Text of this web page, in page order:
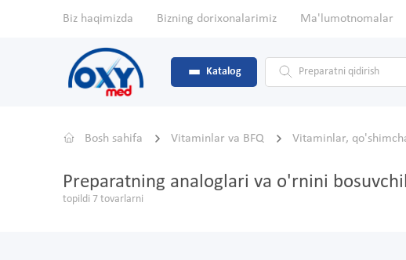
Biz haqimizda Bizning dorixonalarimiz Ma'lumotnomalar
Katalog
Bosh sahifa Vitaminlar va BFQ Vitaminlar,
Preparatning analoglari va o'rnini
topildi 7 tovarlarni